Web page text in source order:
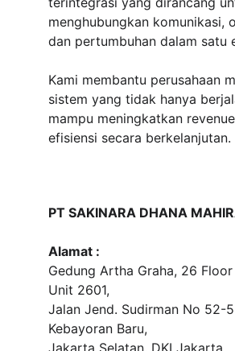
menghubungkan komunikasi,
dan pertumbuhan dalam satu
Kami membantu perusahaan
sistem yang tidak hanya
mampu meningkatkan
efisiensi secara berkelanjutan.
PT SAKINARA DHANA
Alamat :
Gedung Artha Graha, 26 Floor
Unit 2601,
Jalan Jend. Sudirman No 52-
Kebayoran Baru,
Jakarta Selatan, DKI Jakarta